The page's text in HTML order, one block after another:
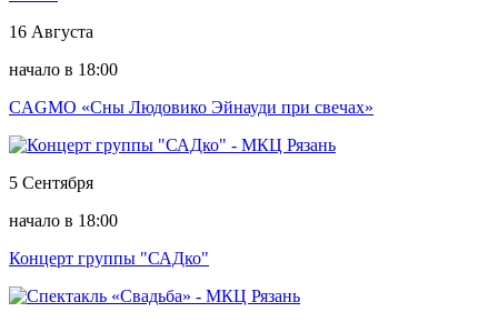
16 Августа
начало в 18:00
CAGMO «Сны Людовико Эйнауди при свечах»
5 Сентября
начало в 18:00
Концерт группы "САДко"